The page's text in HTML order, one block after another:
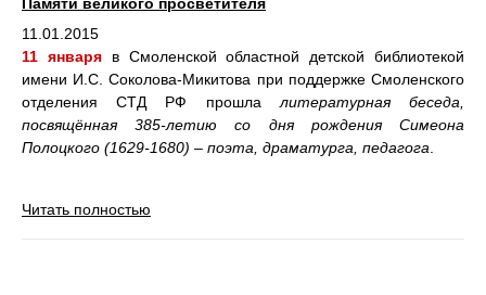
Памяти великого просветителя
11.01.2015
11 января в Смоленской областной детской библиотекой
имени И.С. Соколова-Микитова при поддержке Смоленского
отделения СТД РФ прошлалитературная беседа,
посвящённая 385-летию со дня рождения Симеона
Полоцкого (1629-1680) – поэта, драматурга, педагога.
Читать полностью